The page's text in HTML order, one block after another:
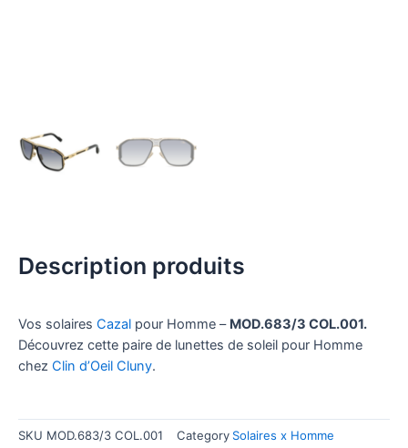
Description produits
Vos solaires Cazal pour Homme – MOD.683/3 COL.001.
Découvrez cette paire de lunettes de soleil pour Homme
chez Clin d’Oeil Cluny.
SKU MOD.683/3 COL.001 Category Solaires x Homme